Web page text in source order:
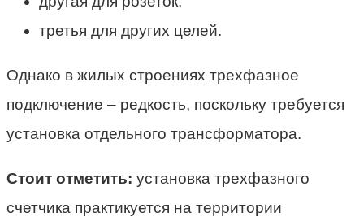
третья для других целей.
Однако в жилых строениях трехфазное
подключение – редкость, поскольку требуется
установка отдельного трансформатора.
Стоит отметить: установка трехфазного
счетчика практикуется на территории